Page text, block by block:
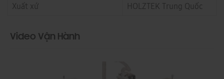
Xuất xứ
HOLZTEK Trung Quốc
Video Vận Hành